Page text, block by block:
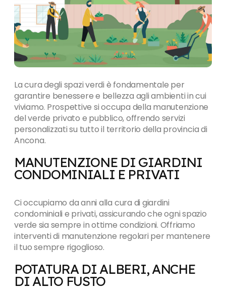
La cura degli spazi verdi è fondamentale per
garantire benessere e bellezza agli ambienti in cui
viviamo. Prospettive si occupa della manutenzione
del verde privato e pubblico, offrendo servizi
personalizzati su tutto il territorio della provincia di
Ancona.
MANUTENZIONE DI GIARDINI
CONDOMINIALI E PRIVATI
Ci occupiamo da anni alla cura di giardini
condominiali e privati, assicurando che ogni spazio
verde sia sempre in ottime condizioni. Offriamo
interventi di manutenzione regolari per mantenere
il tuo sempre rigoglioso.
POTATURA DI ALBERI, ANCHE
DI ALTO FUSTO